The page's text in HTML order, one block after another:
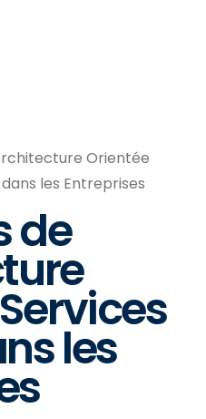
Orientée
les Entreprises
de
les